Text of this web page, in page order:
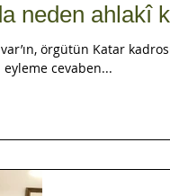
neden ahlakî
örgütün Katar
eyleme cevaben...